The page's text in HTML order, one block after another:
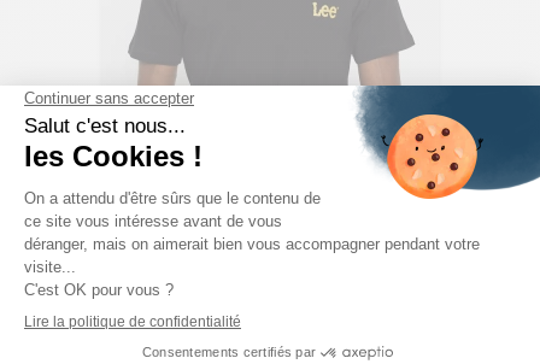
Lot De 3 T-Shirts Col Rond